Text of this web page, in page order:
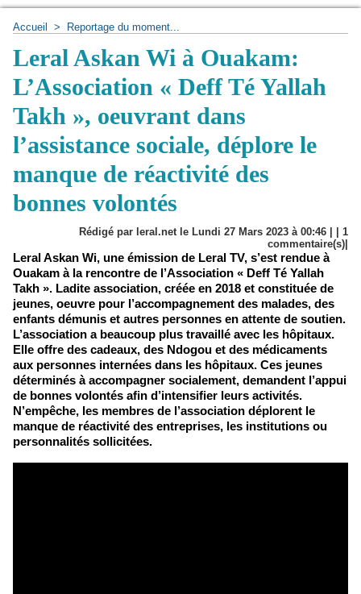
Accueil > Reportage du moment...
Leral Askan Wi à Ouakam:
L’Association « Deff Té Yallah
Takh », oeuvrant dans
l’assistance sociale, déplore le
manque de réactivité des
bonnes volontés
Rédigé par leral.net le Lundi 27 Mars 2023 à 00:46 | | 1
commentaire(s)|
Leral Askan Wi, une émission de Leral TV, s’est rendue à
Ouakam à la rencontre de l’Association « Deff Té Yallah
Takh ». Ladite association, créée en 2018 et constituée de
jeunes, oeuvre pour l’accompagnement des malades, des
enfants démunis et autres personnes en attente de soutien.
L’association a beaucoup plus travaillé avec les hôpitaux.
Elle offre des cadeaux, des Ndogou et des médicaments
aux personnes internées dans les hôpitaux. Ces jeunes
déterminés à accompagner socialement, demandent l’appui
de bonnes volontés afin d’intensifier leurs activités.
N’empêche, les membres de l’association déplorent le
manque de réactivité des entreprises, les institutions ou
personnalités sollicitées.